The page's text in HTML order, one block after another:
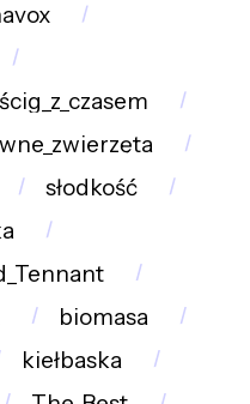
słodkość
biomasa
kiełbaska